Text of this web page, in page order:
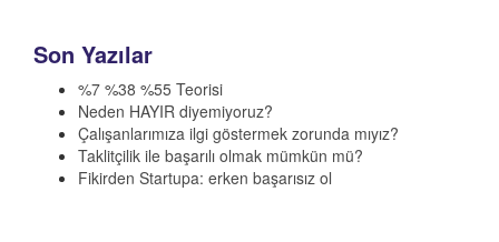
Son Yazılar
%7 %38 %55 Teorisi
Neden HAYIR diyemiyoruz?
Çalışanlarımıza ilgi göstermek zorunda mıyız?
Taklitçilik ile başarılı olmak mümkün mü?
Fikirden Startupa: erken başarısız ol